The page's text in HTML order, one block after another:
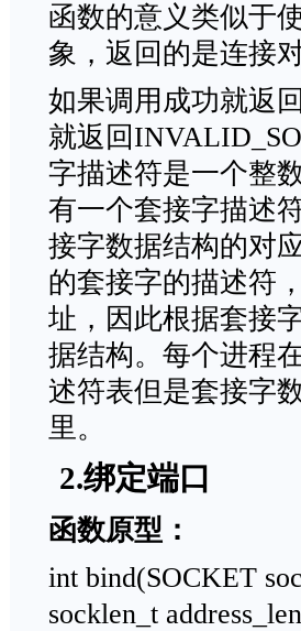
函数的意义类似于
象，返回的是连接
如果调用成功就返
就返回
字描述符是一个整
有一个套接字描述
接字数据结构的对
的套接字的描述符
址，因此根据套接
据结构。每个进程
述符表但是套接字
里。
2.绑定端口
函数原型：
int bind(SOCKET
socklen_t